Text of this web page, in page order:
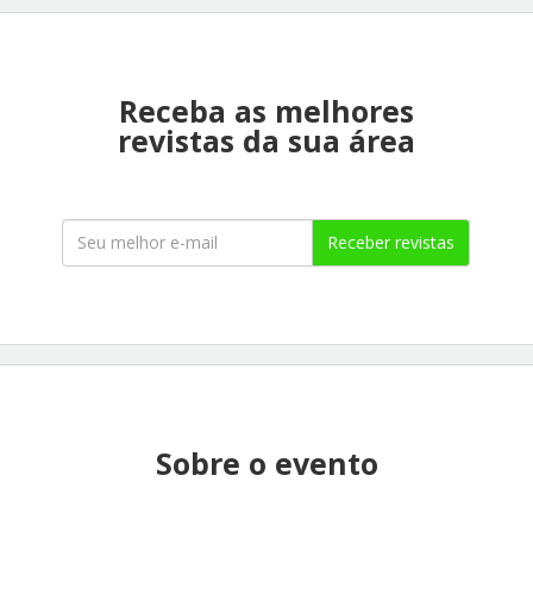
Receba as melhores
revistas da sua área
Receber revistas
Sobre o evento